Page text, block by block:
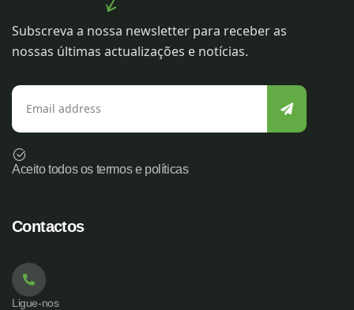
Subscreva a nossa newsletter para receber as
nossas últimas actualizações e notícias.
Aceito todos os termos e políticas
Contactos
Ligue-nos